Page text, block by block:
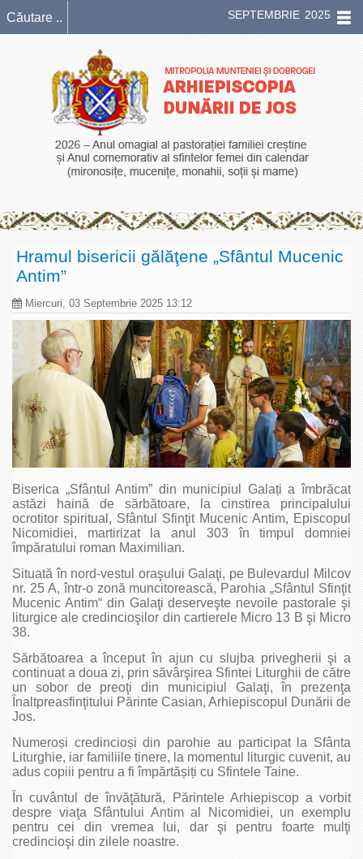
SEPTEMBRIE 2025
Hramul bisericii gălăţene „Sfântul Mucenic
Antim”
Miercuri, 03 Septembrie 2025 13:12
Biserica „Sfântul Antim” din municipiul Galați a îmbrăcat
astăzi haină de sărbătoare, la cinstirea principalului
ocrotitor spiritual, Sfântul Sfinţit Mucenic Antim, Episcopul
Nicomidiei, martirizat la anul 303 în timpul domniei
împăratului roman Maximilian.
Situată în nord-vestul oraşului Galaţi, pe Bulevardul Milcov
nr. 25 A, într-o zonă muncitorească, Parohia „Sfântul Sfinţit
Mucenic Antim“ din Galaţi deserveşte nevoile pastorale şi
liturgice ale credincioşilor din cartierele Micro 13 B şi Micro
38.
Sărbătoarea a început în ajun cu slujba privegherii şi a
continuat a doua zi, prin săvârşirea Sfintei Liturghii de către
un sobor de preoţi din municipiul Galaţi, în prezenţa
Înaltpreasfinţitului Părinte Casian, Arhiepiscopul Dunării de
Jos.
Numeroși credincioși din parohie au participat la Sfânta
Liturghie, iar familiile tinere, la momentul liturgic cuvenit, au
adus copiii pentru a fi împărtășiți cu Sfintele Taine.
În cuvântul de învăţătură, Părintele Arhiepiscop a vorbit
despre viaţa Sfântului Antim al Nicomidiei, un exemplu
pentru cei din vremea lui, dar şi pentru foarte mulţi
credincioşi din zilele noastre.